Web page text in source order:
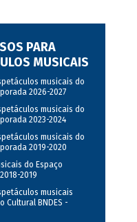
PARA
MUSICAIS
musicais do
2026-2027
musicais do
2023-2024
musicais do
2019-2020
do Espaço
2019
musicais
Cultural BNDES -